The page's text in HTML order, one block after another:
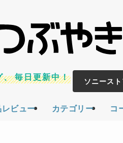
ビュー カテゴリー コ
、毎日更新中！ ソニース